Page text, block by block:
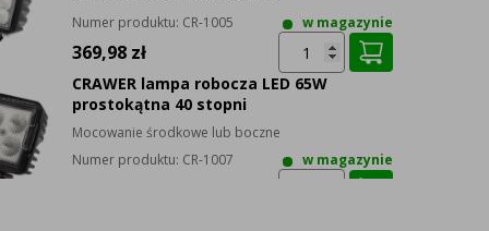
Numer produktu: CR-1005 w magazynie
369,98 zł
CRAWER lampa robocza LED 65W
prostokątna 40 stopni
Mocowanie środkowe lub boczne
Numer produktu: CR-1007 w magazynie